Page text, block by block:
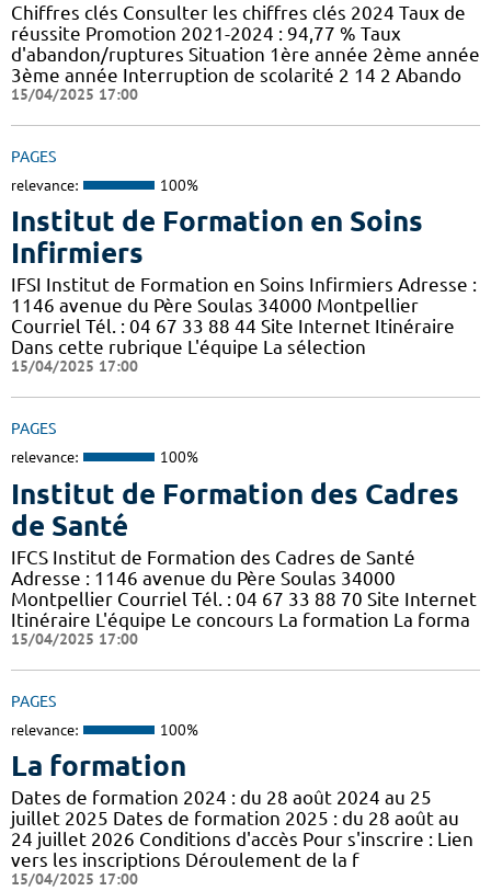
Chiffres clés Consulter les chiffres clés 2024 Taux de
réussite Promotion 2021-2024 : 94,77 % Taux
d'abandon/ruptures Situation 1ère année 2ème année
3ème année Interruption de scolarité 2 14 2 Abando
15/04/2025 17:00
PAGES
relevance: 100%
Institut de Formation en Soins
Infirmiers
IFSI Institut de Formation en Soins Infirmiers Adresse :
1146 avenue du Père Soulas 34000 Montpellier
Courriel Tél. : 04 67 33 88 44 Site Internet Itinéraire
Dans cette rubrique L'équipe La sélection
15/04/2025 17:00
PAGES
relevance: 100%
Institut de Formation des Cadres
de Santé
IFCS Institut de Formation des Cadres de Santé
Adresse : 1146 avenue du Père Soulas 34000
Montpellier Courriel Tél. : 04 67 33 88 70 Site Internet
Itinéraire L'équipe Le concours La formation La forma
15/04/2025 17:00
PAGES
relevance: 100%
La formation
Dates de formation 2024 : du 28 août 2024 au 25
juillet 2025 Dates de formation 2025 : du 28 août au
24 juillet 2026 Conditions d'accès Pour s'inscrire : Lien
vers les inscriptions Déroulement de la f
15/04/2025 17:00